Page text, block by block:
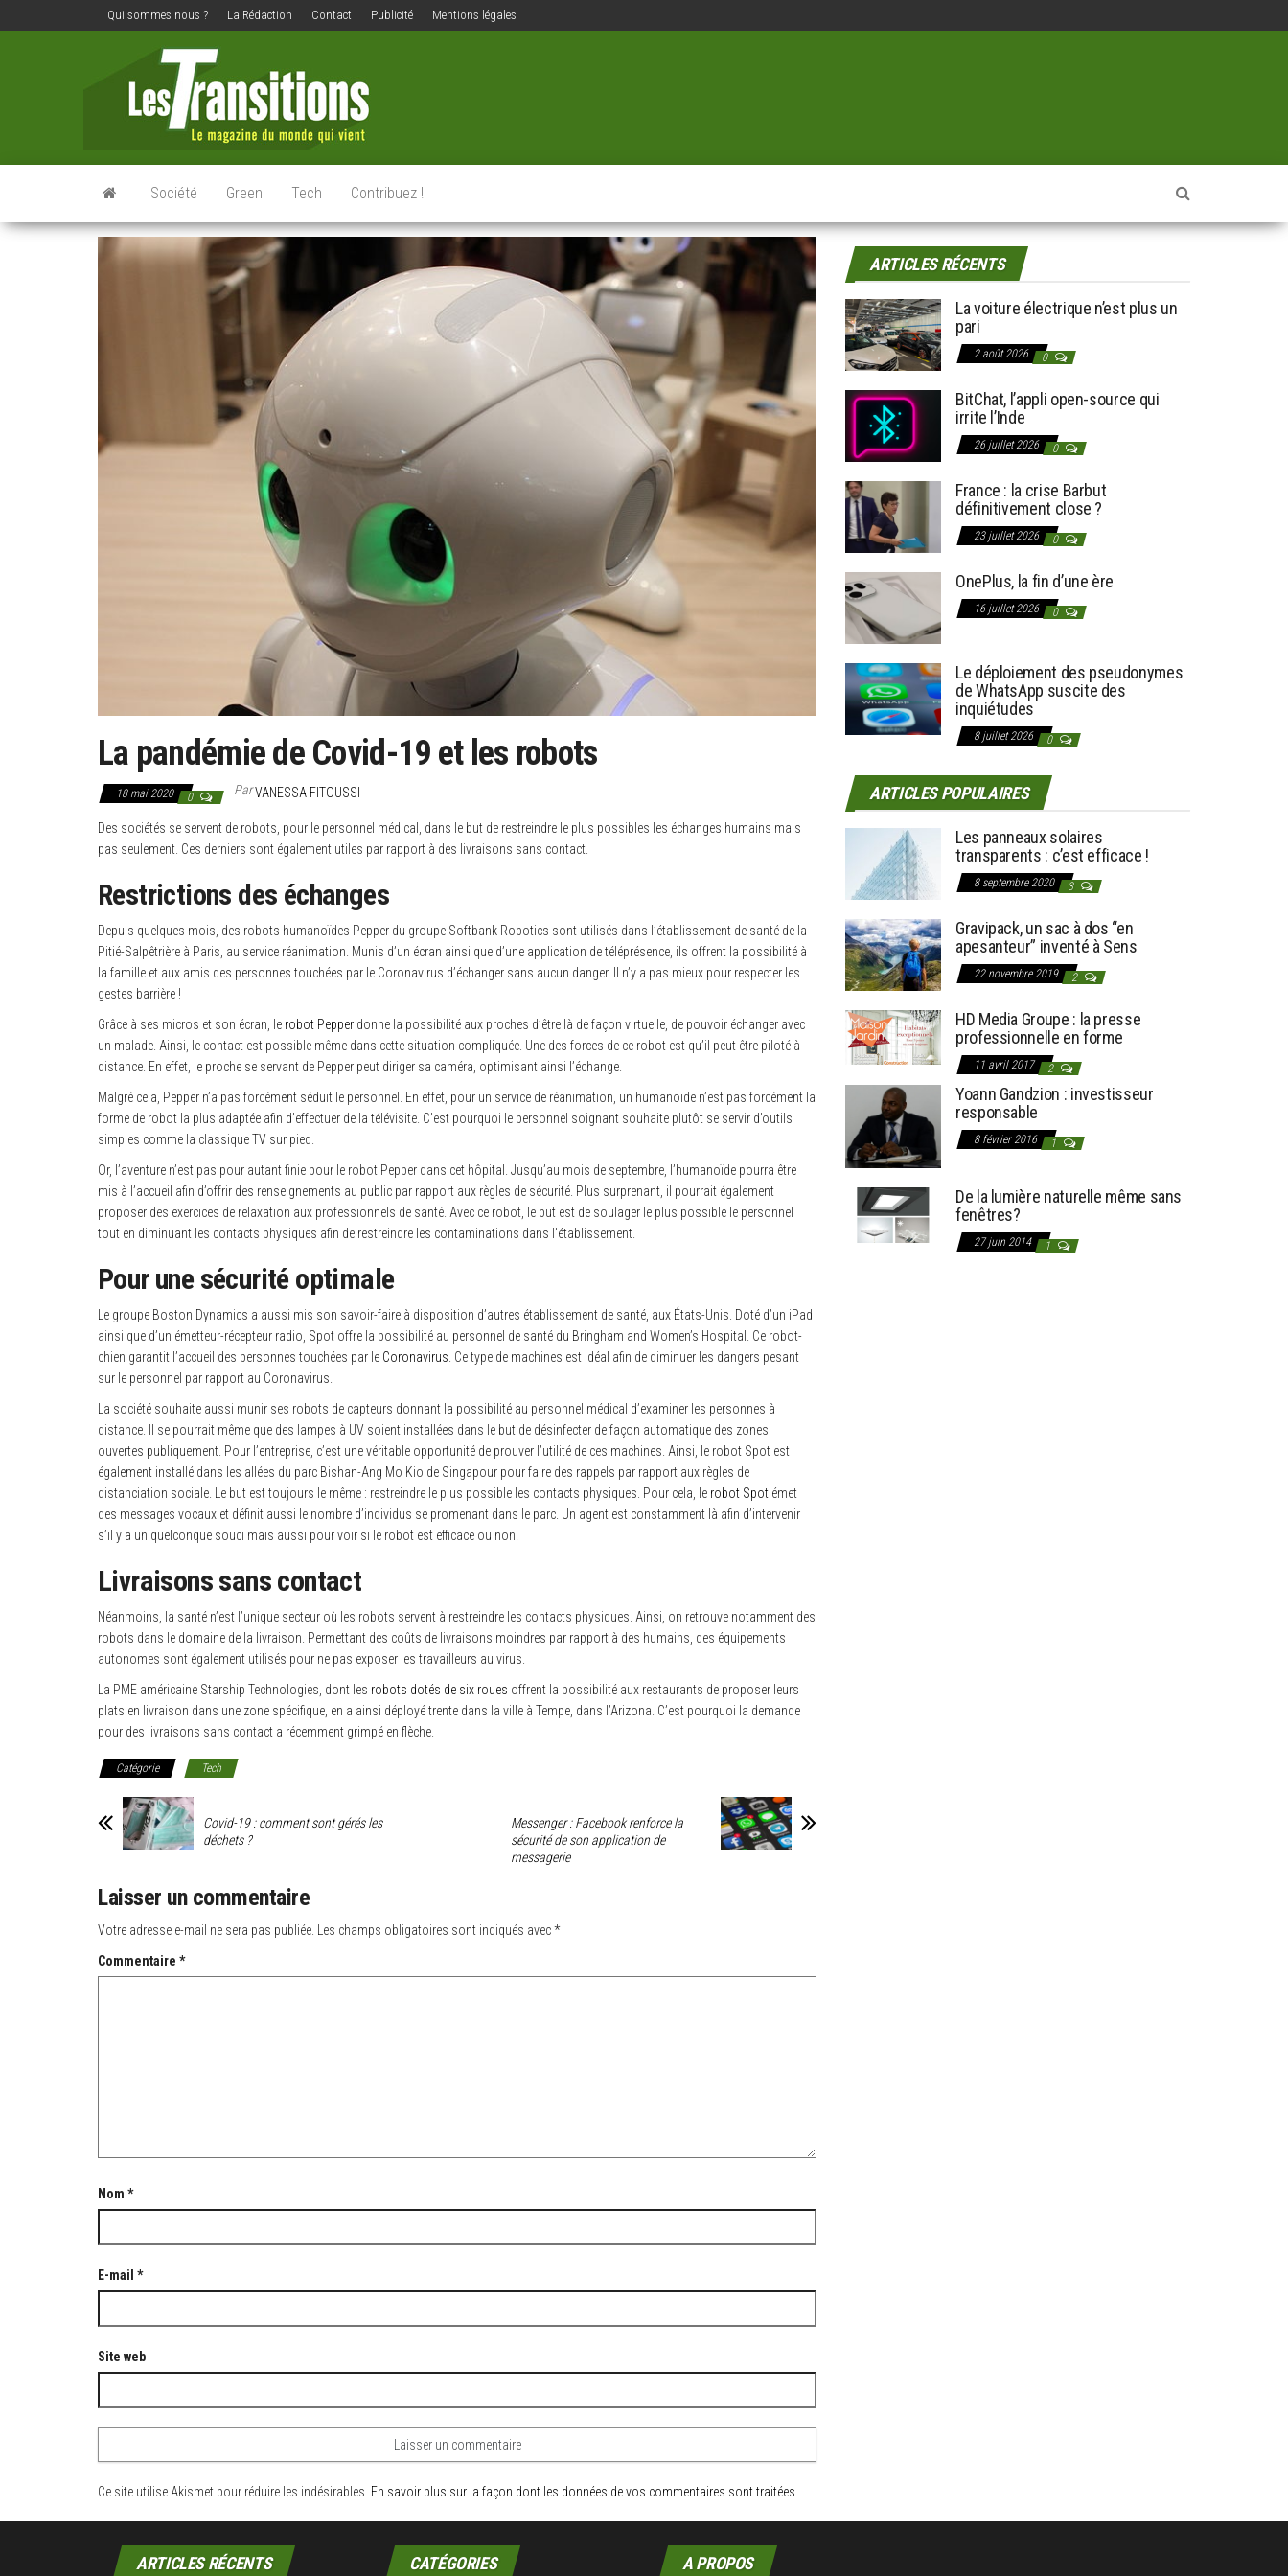
Qui sommes nous ? La Rédaction Contact Publicité Mentions légales
Société Green Tech Contribuez !
La pandémie de Covid-19 et les robots
18 mai 2020 0 ParVANESSA FITOUSSI
Des sociétés se servent de robots, pour le personnel médical, dans le but de restreindre le plus possibles les échanges humains mais
pas seulement. Ces derniers sont également utiles par rapport à des livraisons sans contact.
Restrictions des échanges
Depuis quelques mois, des robots humanoïdes Pepper du groupe Softbank Robotics sont utilisés dans l’établissement de santé de la
Pitié-Salpêtrière à Paris, au service réanimation. Munis d’un écran ainsi que d’une application de téléprésence, ils offrent la possibilité à
la famille et aux amis des personnes touchées par le Coronavirus d’échanger sans aucun danger. Il n’y a pas mieux pour respecter les
gestes barrière !
Grâce à ses micros et son écran, le robot Pepper donne la possibilité aux proches d’être là de façon virtuelle, de pouvoir échanger avec
un malade. Ainsi, le contact est possible même dans cette situation compliquée. Une des forces de ce robot est qu’il peut être piloté à
distance. En effet, le proche se servant de Pepper peut diriger sa caméra, optimisant ainsi l’échange.
Malgré cela, Pepper n’a pas forcément séduit le personnel. En effet, pour un service de réanimation, un humanoïde n’est pas forcément la
forme de robot la plus adaptée afin d’effectuer de la télévisite. C’est pourquoi le personnel soignant souhaite plutôt se servir d’outils
simples comme la classique TV sur pied.
Or, l’aventure n’est pas pour autant finie pour le robot Pepper dans cet hôpital. Jusqu’au mois de septembre, l’humanoïde pourra être
mis à l’accueil afin d’offrir des renseignements au public par rapport aux règles de sécurité. Plus surprenant, il pourrait également
proposer des exercices de relaxation aux professionnels de santé. Avec ce robot, le but est de soulager le plus possible le personnel
tout en diminuant les contacts physiques afin de restreindre les contaminations dans l’établissement.
Pour une sécurité optimale
Le groupe Boston Dynamics a aussi mis son savoir-faire à disposition d’autres établissement de santé, aux États-Unis. Doté d’un iPad
ainsi que d’un émetteur-récepteur radio, Spot offre la possibilité au personnel de santé du Bringham and Women’s Hospital. Ce robot-
chien garantit l’accueil des personnes touchées par le Coronavirus . Ce type de machines est idéal afin de diminuer les dangers pesant
sur le personnel par rapport au Coronavirus.
La société souhaite aussi munir ses robots de capteurs donnant la possibilité au personnel médical d’examiner les personnes à
distance. Il se pourrait même que des lampes à UV soient installées dans le but de désinfecter de façon automatique des zones
ouvertes publiquement. Pour l’entreprise, c’est une véritable opportunité de prouver l’utilité de ces machines. Ainsi, le robot Spot est
également installé dans les allées du parc Bishan-Ang Mo Kio de Singapour pour faire des rappels par rapport aux règles de
distanciation sociale. Le but est toujours le même : restreindre le plus possible les contacts physiques. Pour cela, le robot Spot émet
des messages vocaux et définit aussi le nombre d’individus se promenant dans le parc. Un agent est constamment là afin d’intervenir
s’il y a un quelconque souci mais aussi pour voir si le robot est efficace ou non.
Livraisons sans contact
Néanmoins, la santé n’est l’unique secteur où les robots servent à restreindre les contacts physiques. Ainsi, on retrouve notamment des
robots dans le domaine de la livraison. Permettant des coûts de livraisons moindres par rapport à des humains, des équipements
autonomes sont également utilisés pour ne pas exposer les travailleurs au virus.
La PME américaine Starship Technologies, dont les robots dotés de six roues offrent la possibilité aux restaurants de proposer leurs
plats en livraison dans une zone spécifique, en a ainsi déployé trente dans la ville à Tempe, dans l’Arizona. C’est pourquoi la demande
pour des livraisons sans contact a récemment grimpé en flèche.
Catégorie Tech
Covid-19 : comment sont gérés les
déchets ?
Messenger : Facebook renforce la
sécurité de son application de
messagerie
Laisser un commentaire
Votre adresse e-mail ne sera pas publiée. Les champs obligatoires sont indiqués avec*
Commentaire *
Nom *
E-mail *
Site web
Ce site utilise Akismet pour réduire les indésirables. En savoir plus sur la façon dont les données de vos commentaires sont traitées
ARTICLES RÉCENTS
La voiture électrique n’est plus un
pari
2 août 2026 0
BitChat, l’appli open-source qui
irrite l’Inde
26 juillet 2026 0
France : la crise Barbut
définitivement close ?
23 juillet 2026 0
OnePlus, la fin d’une ère
16 juillet 2026 0
Le déploiement des pseudonymes
de WhatsApp suscite des
inquiétudes
8 juillet 2026 0
ARTICLES POPULAIRES
Les panneaux solaires
transparents : c’est efficace !
8 septembre 2020 3
Gravipack, un sac à dos “en
apesanteur” inventé à Sens
22 novembre 2019 2
HD Media Groupe : la presse
professionnelle en forme
11 avril 2017 2
Yoann Gandzion : investisseur
responsable
8 février 2016 1
De la lumière naturelle même sans
fenêtres?
27 juin 2014 1
ARTICLES RÉCENTS CATÉGORIES A PROPOS